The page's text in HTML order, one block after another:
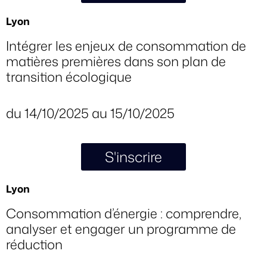
Lyon
Intégrer les enjeux de consommation de
matières premières dans son plan de
transition écologique
du 14/10/2025 au 15/10/2025
S'inscrire
Lyon
Consommation d’énergie : comprendre,
analyser et engager un programme de
réduction